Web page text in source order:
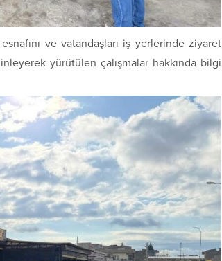
ve vatandaşları iş yerlerinde ziyaret
yürütülen çalışmalar hakkında bilgi